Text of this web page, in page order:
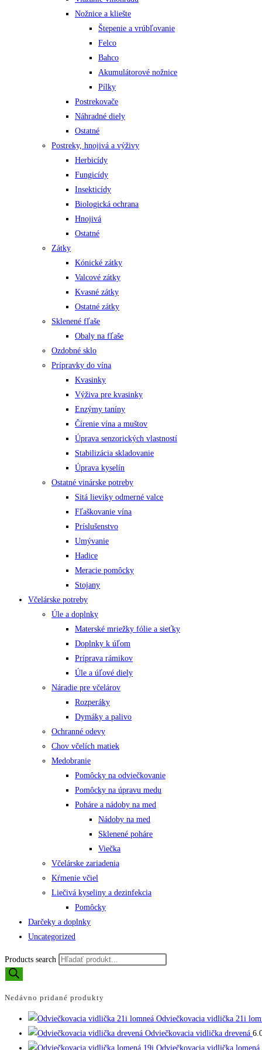
Nožnice a kliešte
Štepenie a vrúbľovanie
Felco
Bahco
Akumulátorové nožnice
Pílky
Postrekovače
Náhradné diely
Ostatné
Postreky, hnojivá a výživy
Herbicídy
Fungicídy
Insekticídy
Biologická ochrana
Hnojivá
Ostatné
Zátky
Kónické zátky
Valcové zátky
Kvasné zátky
Ostatné zátky
Sklenené fľaše
Obaly na fľaše
Ozdobné sklo
Prípravky do vína
Kvasinky
Výživa pre kvasinky
Enzýmy taníny
Čírenie vína a muštov
Úprava senzorických vlastností
Stabilizácia skladovanie
Úprava kyselín
Ostatné vinárske potreby
Sitá lieviky odmerné valce
Fľaškovanie vína
Príslušenstvo
Umývanie
Hadice
Meracie pomôcky
Stojany
Včelárske potreby
Úle a doplnky
Materské mriežky fólie a sieťky
Doplnky k úľom
Príprava rámikov
Úle a úľové diely
Náradie pre včelárov
Rozperáky
Dymáky a palivo
Ochranné odevy
Chov včelích matiek
Medobranie
Pomôcky na odviečkovanie
Pomôcky na úpravu medu
Poháre a nádoby na med
Nádoby na med
Sklenené poháre
Viečka
Včelárske zariadenia
Kŕmenie včiel
Liečivá kyseliny a dezinfekcia
Pomôcky
Darčeky a doplnky
Uncategorized
Products search
Nedávno pridané produkty
Odviečkovacia vidlička 21i
Odviečkovacia vidlička drevená
Odviečkovacia vidlička lomená